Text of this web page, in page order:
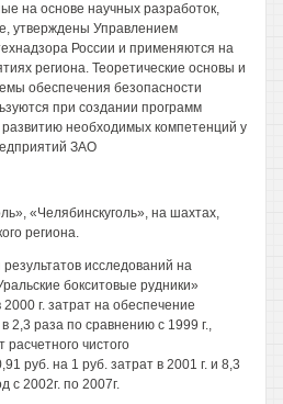
на основе научных разработок,
утверждены Управлением
России и применяются на
региона. Теоретические основы и
обеспечения безопасности
при создании программ
необходимых компетенций у
ЗАО
«Челябинскуголь», на шахтах,
региона.
исследований на
бокситовые рудники»
г. затрат на обеспечение
2,3 раза по сравнению с 1999 г.,
чистого
руб. на 1 руб. затрат в 2001 г. и 8,3
с 2002г. по 2007г.